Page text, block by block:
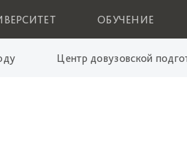
ОБУЧЕНИЕ
Центр довузовской